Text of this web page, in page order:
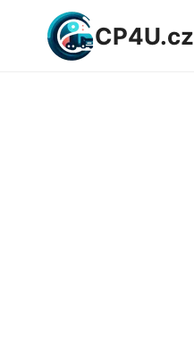
Přeskočit
CP4U.cz